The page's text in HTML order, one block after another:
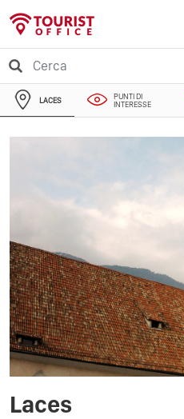
LACES
PUNTI DI
INTERESSE
Laces